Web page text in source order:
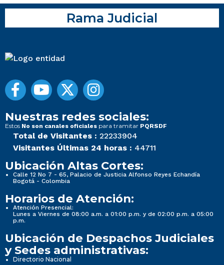
Rama Judicial
Nuestras redes sociales:
Estos No son canales oficiales para tramitar PQRSDF
Total de Visitantes : 22233904
Visitantes Últimas 24 horas : 44711
Ubicación Altas Cortes:
Calle 12 No 7 - 65, Palacio de Justicia Alfonso Reyes Echandía
Bogotá - Colombia
Horarios de Atención:
Atención Presencial:
Lunes a Viernes de 08:00 a.m. a 01:00 p.m. y de 02:00 p.m. a 05:00
p.m.
Ubicación de Despachos Judiciales
y Sedes administrativas:
Directorio Nacional